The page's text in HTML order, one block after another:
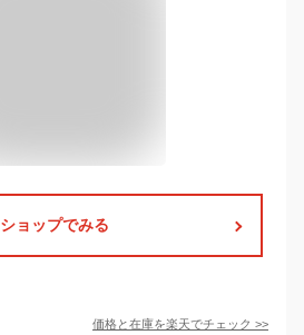
ショップでみる
価格と在庫を楽天でチェック >>